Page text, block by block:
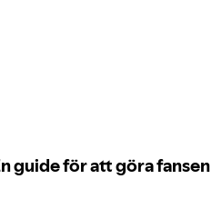
guide för att göra fansen